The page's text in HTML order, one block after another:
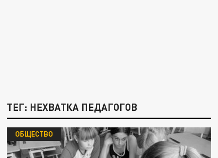
ТЕГ: НЕХВАТКА ПЕДАГОГОВ
ОБЩЕСТВО